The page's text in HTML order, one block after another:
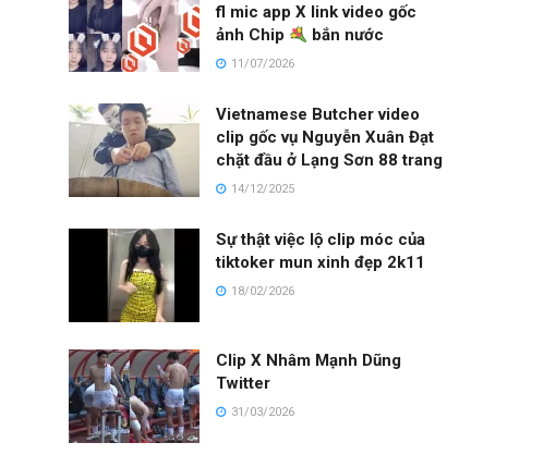
fl mic app X link video gốc
ảnh Chip
bắn nước
11/07/2026
Vietnamese Butcher video
clip gốc vụ Nguyễn Xuân Đạt
chặt đầu ở Lạng Sơn 88 trang
14/12/2025
Sự thật việc lộ clip móc của
tiktoker mun xinh đẹp 2k11
18/02/2026
Clip X Nhâm Mạnh Dũng
Twitter
31/03/2026